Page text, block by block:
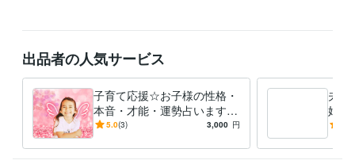
丁寧に大切に鑑定しておりますので
ご理解のほど、よろしくお願い致します（＞＜）
経験職種
ライフスタイル・その他 / マッサージ師・セラピスト
資格・検定
中学校教諭免許 取得年 : 2015年
出品者の人気サービス
子育て応援☆お子様の性格・
本音・才能・運勢占います
家庭・育児・親子関係・不登
繊細など
5.0(3) 3,000 円
夫婦
婚生
パー
婚な